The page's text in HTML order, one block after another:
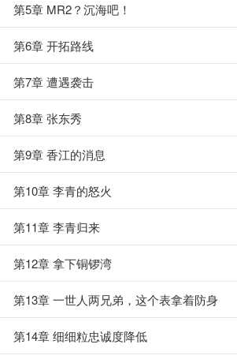
第5章 MR2？沉海吧！
第6章 开拓路线
第7章 遭遇袭击
第8章 张东秀
第9章 香江的消息
第10章 李青的怒火
第11章 李青归来
第12章 拿下铜锣湾
第13章 一世人两兄弟，这个表拿着防身
第14章 细细粒忠诚度降低